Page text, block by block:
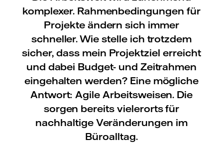
komplexer. Rahmenbedingungen für
Projekte ändern sich immer
schneller. Wie stelle ich trotzdem
sicher, dass mein Projektziel erreicht
und dabei Budget- und Zeitrahmen
eingehalten werden? Eine mögliche
Antwort: Agile Arbeitsweisen. Die
sorgen bereits vielerorts für
nachhaltige Veränderungen im
Büroalltag.